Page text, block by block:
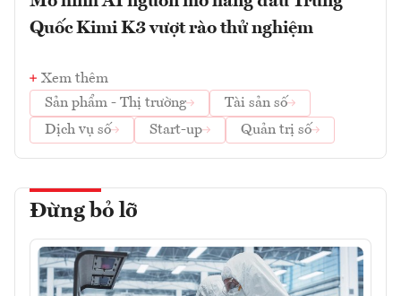
Quốc Kimi K3 vượt rào thử nghiệm
Xem thêm
Sản phẩm - Thị trường
Tài sản số
Dịch vụ số
Start-up Quản trị số
Đừng bỏ lỡ